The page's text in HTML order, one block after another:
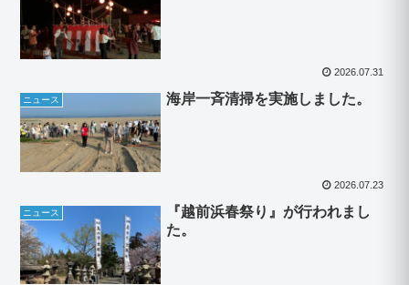
2026.07.31
ニュース 海岸一斉清掃を実施しました。
2026.07.23
ニュース
『越前浜春祭り』が行われまし
た。